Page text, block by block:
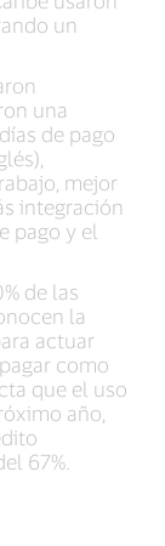
un
una
de pago
mejor
integración
pago y el
de las
la
actuar
como
que el uso
año,
67%.